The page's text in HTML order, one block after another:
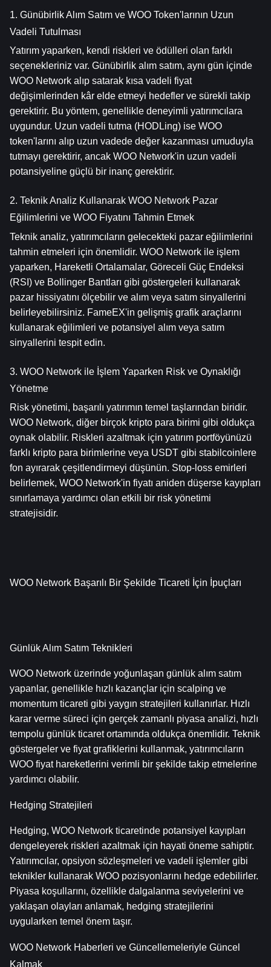
1. Günübirlik Alım Satım ve WOO Token'larının Uzun
Vadeli Tutulması
Yatırım yaparken, kendi riskleri ve ödülleri olan farklı
seçenekleriniz var. Günübirlik alım satım, aynı gün içinde
WOO Network alıp satarak kısa vadeli fiyat
değişimlerinden kâr elde etmeyi hedefler ve sürekli takip
gerektirir. Bu yöntem, genellikle deneyimli yatırımcılara
uygundur. Uzun vadeli tutma (HODLing) ise WOO
token'larını alıp uzun vadede değer kazanması umuduyla
tutmayı gerektirir, ancak WOO Network'in uzun vadeli
potansiyeline güçlü bir inanç gerektirir.
2. Teknik Analiz Kullanarak WOO Network Pazar
Eğilimlerini ve WOO Fiyatını Tahmin Etmek
Teknik analiz, yatırımcıların gelecekteki pazar eğilimlerini
tahmin etmeleri için önemlidir. WOO Network ile işlem
yaparken, Hareketli Ortalamalar, Göreceli Güç Endeksi
(RSI) ve Bollinger Bantları gibi göstergeleri kullanarak
pazar hissiyatını ölçebilir ve alım veya satım sinyallerini
belirleyebilirsiniz. FameEX'in gelişmiş grafik araçlarını
kullanarak eğilimleri ve potansiyel alım veya satım
sinyallerini tespit edin.
3. WOO Network ile İşlem Yaparken Risk ve Oynaklığı
Yönetme
Risk yönetimi, başarılı yatırımın temel taşlarından biridir.
WOO Network, diğer birçok kripto para birimi gibi oldukça
oynak olabilir. Riskleri azaltmak için yatırım portföyünüzü
farklı kripto para birimlerine veya USDT gibi stabilcoinlere
fon ayırarak çeşitlendirmeyi düşünün. Stop-loss emirleri
belirlemek, WOO Network'in fiyatı aniden düşerse kayıpları
sınırlamaya yardımcı olan etkili bir risk yönetimi
stratejisidir.
WOO Network Başarılı Bir Şekilde Ticareti İçin İpuçları
Günlük Alım Satım Teknikleri
WOO Network üzerinde yoğunlaşan günlük alım satım
yapanlar, genellikle hızlı kazançlar için scalping ve
momentum ticareti gibi yaygın stratejileri kullanırlar. Hızlı
karar verme süreci için gerçek zamanlı piyasa analizi, hızlı
tempolu günlük ticaret ortamında oldukça önemlidir. Teknik
göstergeler ve fiyat grafiklerini kullanmak, yatırımcıların
WOO fiyat hareketlerini verimli bir şekilde takip etmelerine
yardımcı olabilir.
Hedging Stratejileri
Hedging, WOO Network ticaretinde potansiyel kayıpları
dengeleyerek riskleri azaltmak için hayati öneme sahiptir.
Yatırımcılar, opsiyon sözleşmeleri ve vadeli işlemler gibi
teknikler kullanarak WOO pozisyonlarını hedge edebilirler.
Piyasa koşullarını, özellikle dalgalanma seviyelerini ve
yaklaşan olayları anlamak, hedging stratejilerini
uygularken temel önem taşır.
WOO Network Haberleri ve Güncellemeleriyle Güncel
Kalmak